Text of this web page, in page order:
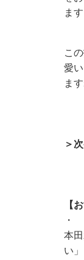
ま
こ
愛
ま
＞
【
・
本
い」